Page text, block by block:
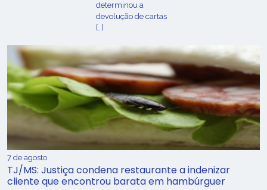
determinou a
devolução de cartas
[…]
7 de agosto
TJ/MS: Justiça condena restaurante a indenizar
cliente que encontrou barata em hambúrguer